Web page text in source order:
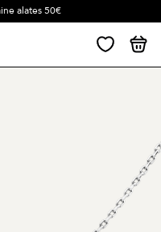
alates 50€